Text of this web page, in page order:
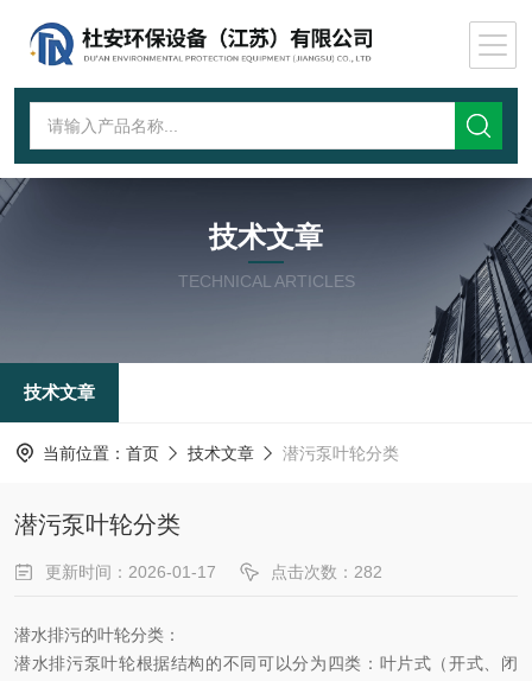
技术文章
TECHNICAL ARTICLES
技术文章
当前位置： 首页 技术文章 潜污泵叶轮分类
潜污泵叶轮分类
更新时间：2026-01-17 点击次数：282
潜水排污的叶轮分类：
潜水排污泵叶轮根据结构的不同可以分为四类：叶片式（开式、闭